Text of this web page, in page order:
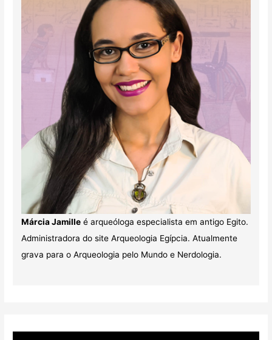
Márcia Jamilleé arqueóloga especialista em antigo Egito.
Administradora do site Arqueologia Egípcia. Atualmente
grava para o Arqueologia pelo Mundo e Nerdologia.